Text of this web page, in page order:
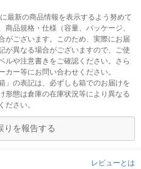
最新の商品情報を表示するよう努めて
品規格・仕様（容量、パッケージ、
がございます。このため、実際にお届
が異なる場合がございますので、ご使
ルや注意書きをご確認ください。さら
ー等にお問い合わせください。
」の表記は、必ずしも箱でのお届けを
形態は倉庫の在庫状況等により異なる
ださい。
りを報告する
レビューとは